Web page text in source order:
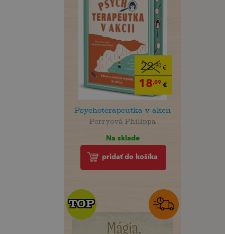
22,90 €
18,09 €
Psychoterapeutka v akcii
Perryová Philippa
Na sklade
pridať do košíka
TOP
TOP